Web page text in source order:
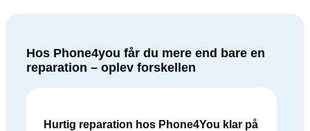
Hos Phone4you får du mere end bare en
reparation – oplev forskellen
Hurtig reparation hos Phone4You klar på